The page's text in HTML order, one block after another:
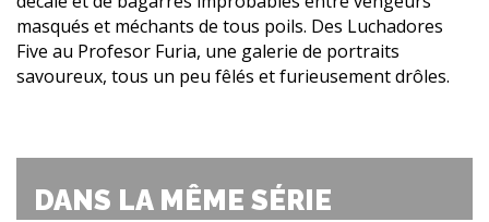
masqués et méchants de tous poils. Des Luchadores
Five au Profesor Furia, une galerie de portraits
savoureux, tous un peu fêlés et furieusement drôles.
DANS LA MÊME SÉRIE